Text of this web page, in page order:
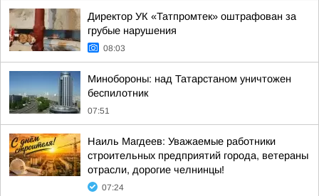
Директор УК «Татпромтек» оштрафован за
грубые нарушения
08:03
Минобороны: над Татарстаном уничтожен
беспилотник
07:51
Наиль Магдеев: Уважаемые работники
строительных предприятий города, ветераны
отрасли, дорогие челнинцы!
07:24